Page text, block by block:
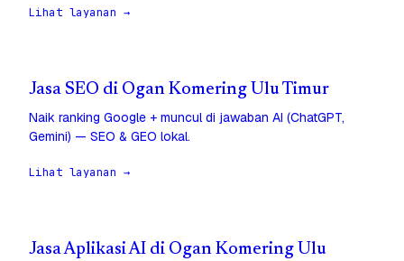
Lihat layanan →
Jasa SEO di Ogan Komering Ulu Timur
Naik ranking Google + muncul di jawaban AI (ChatGPT,
Gemini) — SEO & GEO lokal.
Lihat layanan →
Jasa Aplikasi AI di Ogan Komering Ulu